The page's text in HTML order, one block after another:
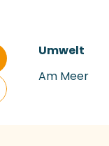
Umwelt
Umwelt
Am Meer